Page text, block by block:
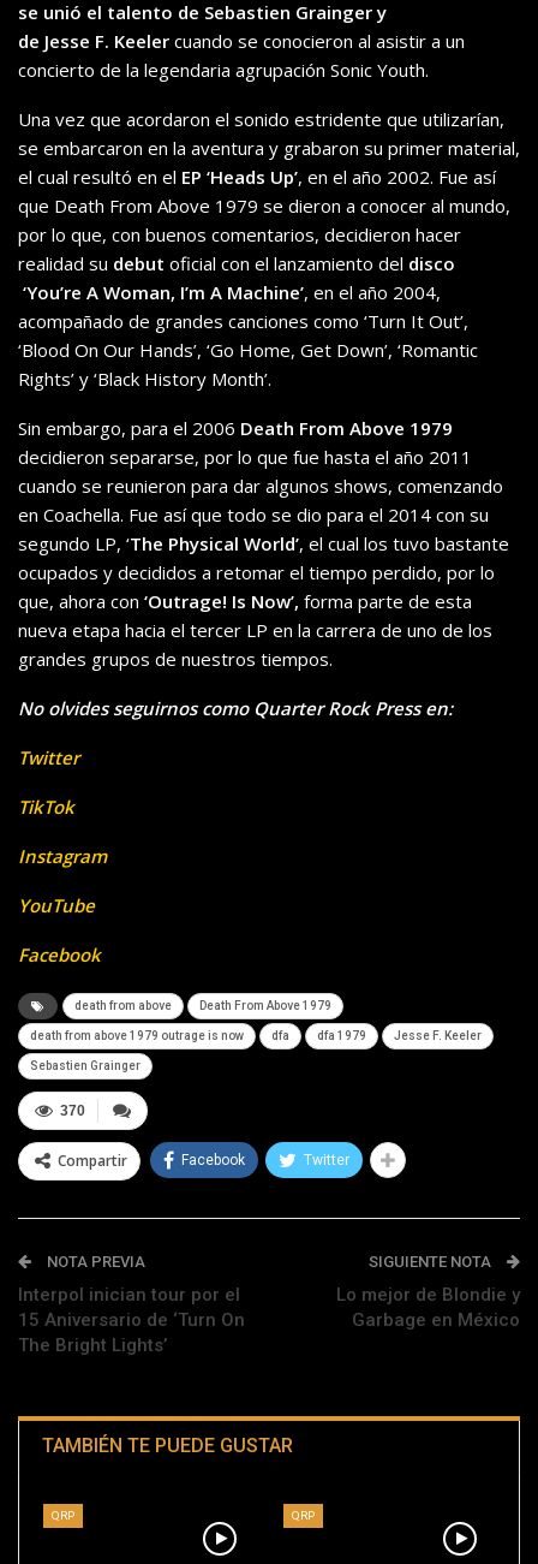
se unió el talento de Sebastien Graingery
de Jesse F. Keeler cuando se conocieron al asistir a un
concierto de la legendaria agrupación Sonic Youth.
Una vez que acordaron el sonido estridente que utilizarían,
se embarcaron en la aventura y grabaron su primer material,
el cual resultó en el EP ‘Heads Up’, en el año 2002. Fue así
que Death From Above 1979 se dieron a conocer al mundo,
por lo que, con buenos comentarios, decidieron hacer
realidad su debut oficial con el lanzamiento del disco
‘You’re A Woman, I’m A Machine’, en el año 2004,
acompañado de grandes canciones como ‘Turn It Out’,
‘Blood On Our Hands’, ‘Go Home, Get Down’, ‘Romantic
Rights’ y ‘Black History Month’.
Sin embargo, para el 2006 Death From Above 1979
decidieron separarse, por lo que fue hasta el año 2011
cuando se reunieron para dar algunos shows, comenzando
en Coachella. Fue así que todo se dio para el 2014 con su
segundo LP, ‘The Physical World’, el cual los tuvo bastante
ocupados y decididos a retomar el tiempo perdido, por lo
que, ahora con ‘Outrage! Is Now’, forma parte de esta
nueva etapa hacia el tercer LP en la carrera de uno de los
grandes grupos de nuestros tiempos.
No olvides seguirnos como Quarter Rock Press en:
Twitter
TikTok
Instagram
YouTube
Facebook
death from above Death From Above 1979
death from above 1979 outrage is now dfa dfa 1979 Jesse F. Keeler
Sebastien Grainger
370
Compartir Facebook Twitter
NOTA PREVIA
Interpol inician tour por el
15 Aniversario de ‘Turn On
The Bright Lights’
SIGUIENTE NOTA
Lo mejor de Blondie y
Garbage en México
TAMBIÉN TE PUEDE GUSTAR
QRP QRP